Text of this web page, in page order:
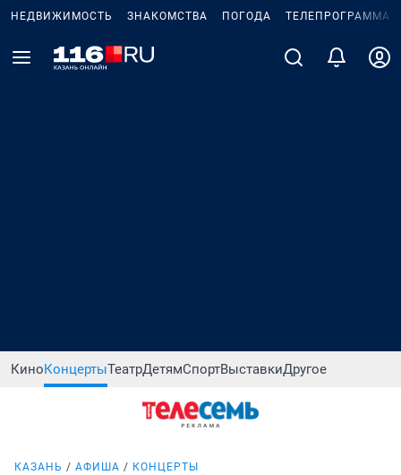
НЕДВИЖИМОСТЬ ЗНАКОМСТВА ПОГОДА ТЕЛЕПРОГРАММА
КиноКонцертыТеатрДетямСпортВыставкиДругое
КАЗАНЬ АФИША КОНЦЕРТЫ